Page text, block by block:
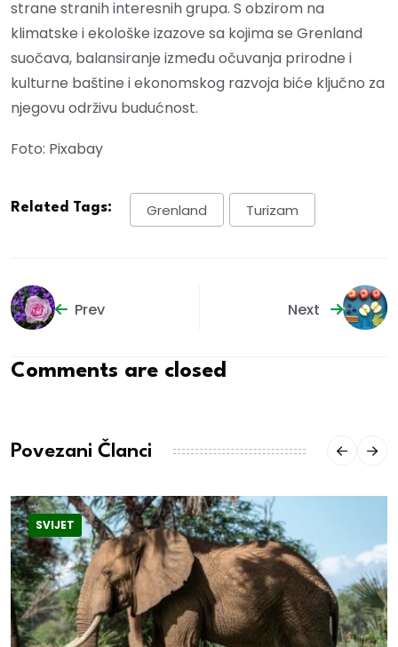
strane stranih interesnih grupa. S obzirom na
klimatske i ekološke izazove sa kojima se Grenland
suočava, balansiranje između očuvanja prirodne i
kulturne baštine i ekonomskog razvoja biće ključno za
njegovu održivu budućnost.
Foto: Pixabay
Related Tags: Grenland Turizam
Prev Next
Comments are closed
Povezani Članci
SVIJET